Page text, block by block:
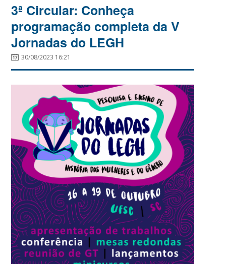
3ª Circular: Conheça
programação completa da V
Jornadas do LEGH
30/08/2023 16:21